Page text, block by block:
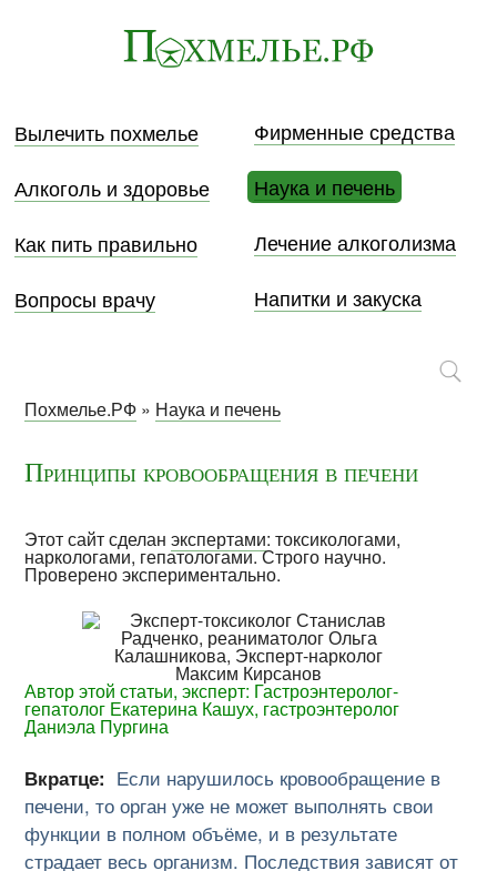
Вылечить похмелье
Фирменные средства
Алкоголь и здоровье
Наука и печень
Как пить правильно
Лечение алкоголизма
Вопросы врачу
Напитки и закуска
Похмелье.РФ » Наука и печень
Принципы кровообращения в печени
Этот сайт сделанэкспертами: токсикологами,
наркологами, гепатологами. Строго научно.
Проверено экспериментально.
Автор этой статьи, эксперт: Гастроэнтеролог-
гепатолог Екатерина Кашух, гастроэнтеролог
Даниэла Пургина
Вкратце: Если нарушилось кровообращение в
печени, то орган уже не может выполнять свои
функции в полном объёме, и в результате
страдает весь организм. Последствия зависят от